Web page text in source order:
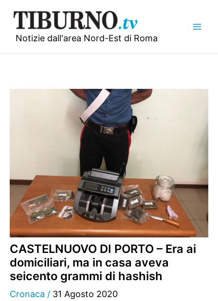
contenuto
Notizie dall'area Nord-Est di Roma
CASTELNUOVO DI PORTO – Era ai
domiciliari, ma in casa aveva
seicento grammi di hashish
Cronaca / 31 Agosto 2020